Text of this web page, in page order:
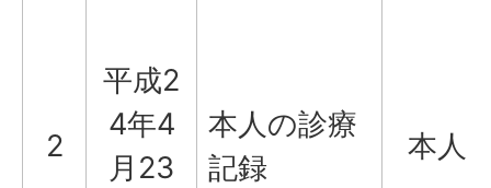
2
平成2
4年4
月23
本人の診療
記録
本人